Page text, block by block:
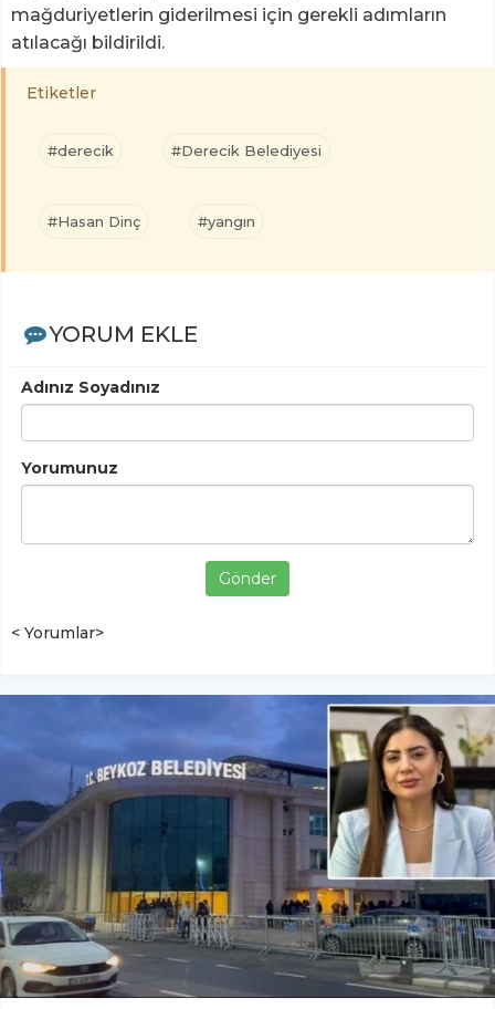
mağduriyetlerin giderilmesi için gerekli adımların
atılacağı bildirildi.
Etiketler
#derecik #Derecik Belediyesi
#Hasan Dinç #yangın
YORUM EKLE
Adınız Soyadınız
Yorumunuz
Gönder
< Yorumlar>